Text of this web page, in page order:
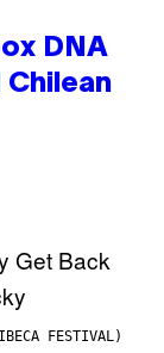
DNA
FESTIVAL)